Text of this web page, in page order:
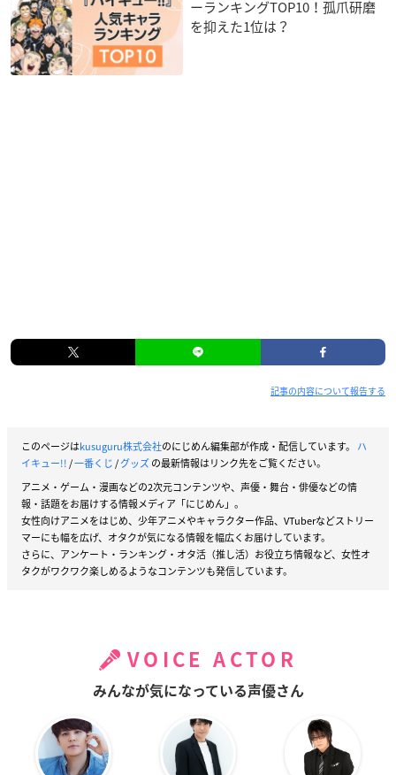
ーランキングTOP10！孤爪研磨
を抑えた1位は？
記事の内容について報告する
このページはkusuguru株式会社のにじめん編集部が作成・配信しています。 ハ
イキュー!!/一番くじ/グッズの最新情報はリンク先をご覧ください。
アニメ・ゲーム・漫画などの2次元コンテンツや、声優・舞台・俳優などの情
報・話題をお届けする情報メディア「にじめん」。
女性向けアニメをはじめ、少年アニメやキャラクター作品、VTuberなどストリー
マーにも幅を広げ、オタクが気になる情報を幅広くお届けしています。
さらに、アンケート・ランキング・オタ活（推し活）お役立ち情報など、女性オ
タクがワクワク楽しめるようなコンテンツも発信しています。
VOICE ACTOR
みんなが気になっている声優さん